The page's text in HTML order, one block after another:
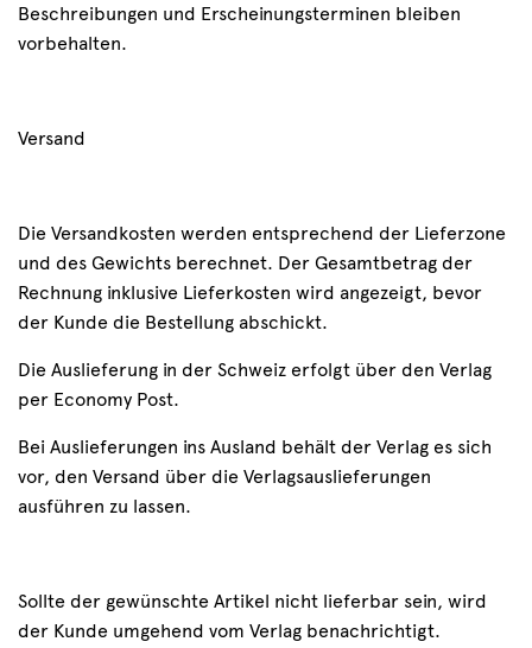
Beschreibungen und Erscheinungsterminen bleiben
vorbehalten.
Versand
Die Versandkosten werden entsprechend der Lieferzone
und des Gewichts berechnet. Der Gesamtbetrag der
Rechnung inklusive Lieferkosten wird angezeigt, bevor
der Kunde die Bestellung abschickt.
Die Auslieferung in der Schweiz erfolgt über den Verlag
per Economy Post.
Bei Auslieferungen ins Ausland behält der Verlag es sich
vor, den Versand über die Verlagsauslieferungen
ausführen zu lassen.
Sollte der gewünschte Artikel nicht lieferbar sein, wird
der Kunde umgehend vom Verlag benachrichtigt.